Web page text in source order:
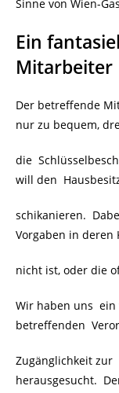
Sinne von Wien-
Ein
Mitarbeiter
Der betreffende
nur zu bequem,
die
will den
schikanieren.
Vorgaben in deren
nicht ist, oder die
Wir haben uns
betreffenden
Zugänglichkeit
herausgesucht.